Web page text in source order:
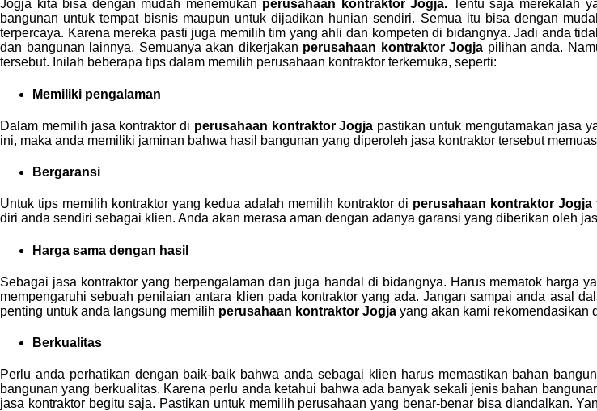
Jogja kita bisa dengan mudah menemukan perusahaan kontraktor Jogja. Tentu saja merekalah
bangunan untuk tempat bisnis maupun untuk dijadikan hunian sendiri. Semua itu bisa dengan
terpercaya. Karena mereka pasti juga memilih tim yang ahli dan kompeten di bidangnya. Jadi anda
dan bangunan lainnya. Semuanya akan dikerjakan perusahaan kontraktor Jogja pilihan anda.
tersebut. Inilah beberapa tips dalam memilih perusahaan kontraktor terkemuka, seperti:
Memiliki pengalaman
Dalam memilih jasa kontraktor di perusahaan kontraktor Jogja pastikan untuk mengutamakan jasa
ini, maka anda memiliki jaminan bahwa hasil bangunan yang diperoleh jasa kontraktor tersebut
Bergaransi
Untuk tips memilih kontraktor yang kedua adalah memilih kontraktor di perusahaan kontraktor Jogja
diri anda sendiri sebagai klien. Anda akan merasa aman dengan adanya garansi yang diberikan oleh
Harga sama dengan hasil
Sebagai jasa kontraktor yang berpengalaman dan juga handal di bidangnya. Harus mematok harga
mempengaruhi sebuah penilaian antara klien pada kontraktor yang ada. Jangan sampai anda asal
penting untuk anda langsung memilih perusahaan kontraktor Jogja yang akan kami rekomendasikan
Berkualitas
Perlu anda perhatikan dengan baik-baik bahwa anda sebagai klien harus memastikan bahan
bangunan yang berkualitas. Karena perlu anda ketahui bahwa ada banyak sekali jenis bahan
jasa kontraktor begitu saja. Pastikan untuk memilih perusahaan yang benar-benar bisa diandalkan.